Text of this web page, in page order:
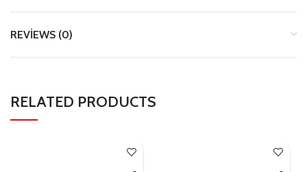
REVIEWS (0)
RELATED PRODUCTS